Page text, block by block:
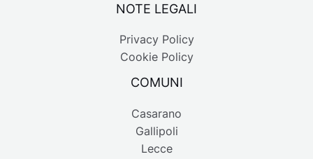
NOTE LEGALI
Privacy Policy
Cookie Policy
COMUNI
Casarano
Gallipoli
Lecce